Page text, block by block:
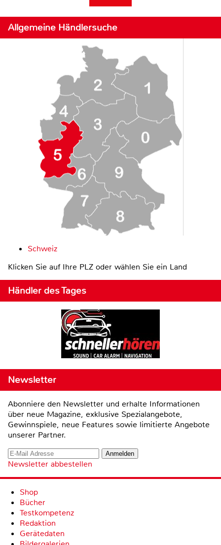
Allgemeine Händlersuche
Schweiz
Klicken Sie auf Ihre PLZ oder wählen Sie ein Land
Händler des Tages
Newsletter
Abonniere den Newsletter und erhalte Informationen
über neue Magazine, exklusive Spezialangebote,
Gewinnspiele, neue Features sowie limitierte Angebote
unserer Partner.
Newsletter abbestellen
Shop
Bücher
Testkompetenz
Redaktion
Gerätedaten